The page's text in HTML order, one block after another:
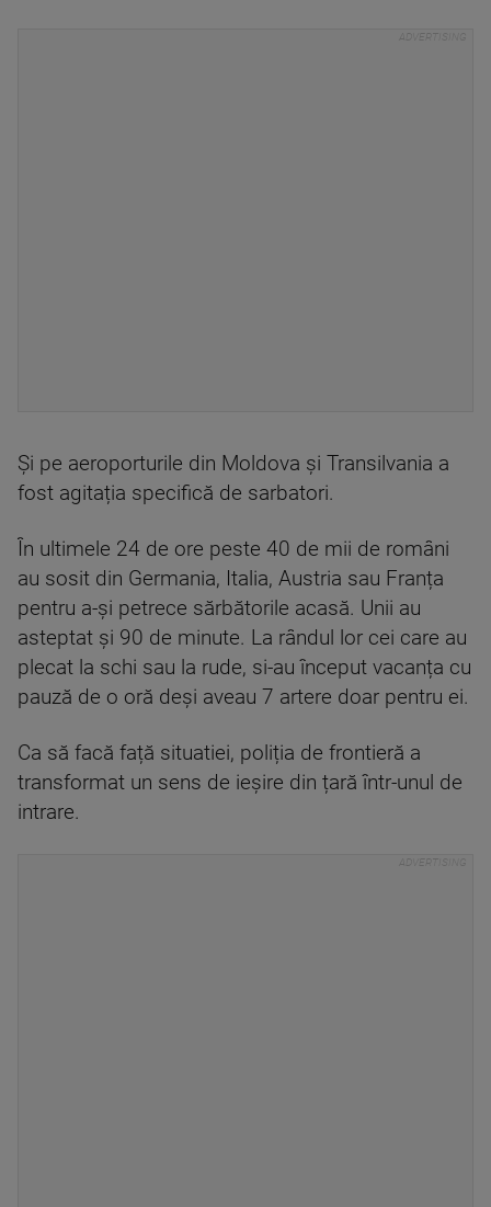
Și pe aeroporturile din Moldova și Transilvania a
fost agitația specifică de sarbatori.
În ultimele 24 de ore peste 40 de mii de români
au sosit din Germania, Italia, Austria sau Franța
pentru a-și petrece sărbătorile acasă. Unii au
asteptat și 90 de minute. La rândul lor cei care au
plecat la schi sau la rude, si-au început vacanța cu
pauză de o oră deși aveau 7 artere doar pentru ei.
Ca să facă față situatiei, poliția de frontieră a
transformat un sens de ieșire din țară într-unul de
intrare.